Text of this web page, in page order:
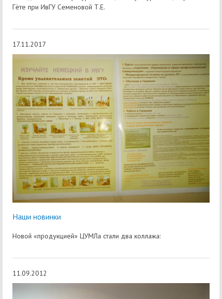
Гёте при ИвГУ Семеновой Т.Е.
17.11.2017
Наши новинки
Новой «продукцией» ЦУМЛа стали два коллажа:
11.09.2012